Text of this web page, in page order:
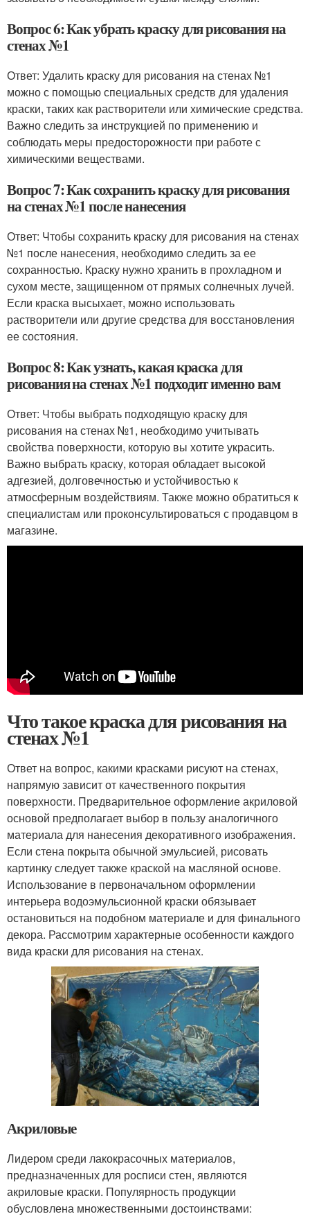
Вопрос 6: Как убрать краску для рисования на
стенах №1
Ответ: Удалить краску для рисования на стенах №1
можно с помощью специальных средств для удаления
краски, таких как растворители или химические средства.
Важно следить за инструкцией по применению и
соблюдать меры предосторожности при работе с
химическими веществами.
Вопрос 7: Как сохранить краску для рисования
на стенах №1 после нанесения
Ответ: Чтобы сохранить краску для рисования на стенах
№1 после нанесения, необходимо следить за ее
сохранностью. Краску нужно хранить в прохладном и
сухом месте, защищенном от прямых солнечных лучей.
Если краска высыхает, можно использовать
растворители или другие средства для восстановления
ее состояния.
Вопрос 8: Как узнать, какая краска для
рисования на стенах №1 подходит именно вам
Ответ: Чтобы выбрать подходящую краску для
рисования на стенах №1, необходимо учитывать
свойства поверхности, которую вы хотите украсить.
Важно выбрать краску, которая обладает высокой
адгезией, долговечностью и устойчивостью к
атмосферным воздействиям. Также можно обратиться к
специалистам или проконсультироваться с продавцом в
магазине.
Что такое краска для рисования на
стенах №1
Ответ на вопрос, какими красками рисуют на стенах,
напрямую зависит от качественного покрытия
поверхности. Предварительное оформление акриловой
основой предполагает выбор в пользу аналогичного
материала для нанесения декоративного изображения.
Если стена покрыта обычной эмульсией, рисовать
картинку следует также краской на масляной основе.
Использование в первоначальном оформлении
интерьера водоэмульсионной краски обязывает
остановиться на подобном материале и для финального
декора. Рассмотрим характерные особенности каждого
вида краски для рисования на стенах.
Акриловые
Лидером среди лакокрасочных материалов,
предназначенных для росписи стен, являются
акриловые краски. Популярность продукции
обусловлена множественными достоинствами: